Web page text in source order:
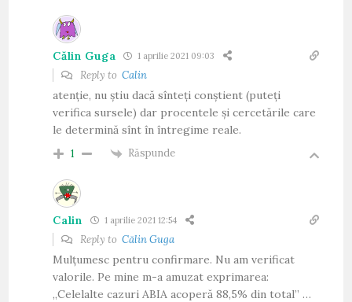
Călin Guga 1 aprilie 2021 09:03
Reply toCalin
atenție, nu știu dacă sînteți conștient (puteți
verifica sursele) dar procentele și cercetările care
le determină sînt în întregime reale.
1 Răspunde
Calin 1 aprilie 2021 12:54
Reply toCălin Guga
Mulțumesc pentru confirmare. Nu am verificat
valorile. Pe mine m-a amuzat exprimarea:
„Celelalte cazuri ABIA acoperă 88,5% din total” …